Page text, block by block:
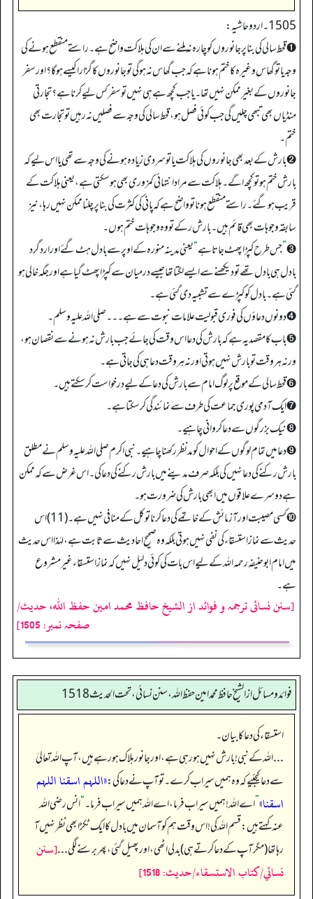
1505۔ اردو حاشیہ:
➊ قحط سالی کی بنا پر جانوروں کو چارہ نہ ملنے سے ان کی ہلاکت واضح ہے۔ راستے منقطع ہونے کی
وجہ یا تو گھاس وغیرہ کا ختم ہونا ہے کہ جب گھاس نہ ہو گی تو جانوروں کا گزارا کیسے ہو گا؟ اور سفر
جانوروں کے بغیر ممکن نہیں تھا۔ یا جب کچھ ہے ہی نہیں تو سفر کس لیے کرنا ہے؟ تجارتی
منڈیاں بھی تبھی چلیں گی جب کوئی فصل ہو، قحط سالی کی وجہ سے فصلیں نہ رہیں تو تجارت بھی
ختم۔
➋ بارش کے بعد بھی جانوروں کی ہلاکت یا تو سردی زیادہ ہونے کی وجہ سے تھی یا اس لیے کہ
بارش ختم ہو تو کچھ اگے۔ ہلاکت سے مراد انتہائی کمزوری بھی ہو سکتی ہے، یعنی ہلاکت کے
قریب ہو گئے۔ راستے منقطع ہونا تو واضح ہے کہ پانی کی کثرت کی بنا پر چلنا ممکن نہیں رہا، نیز
سابقہ وجوہات بھی قائم ہیں۔ بارش رکے تو وہ وجوہات ختم ہوں۔
➌
”جس طرح کپڑا پھٹ جاتا ہے“یعنی مدینہ منورہ کے اوپر سے بادل ہٹ گئے اور اردگرد
بادل ہی بادل تھے تو دیکھنے سے ایسے لگتا تھا جیسے درمیان سے کپڑا پھٹ گیا ہے اور جگہ خالی ہو
گئی ہے۔ بادل کو کپڑے سے تشبیہ دی گئی ہے۔
➍ دونوں دعاؤں کی فوری قبولیت علامات نبوت سے ہے۔۔۔ صلی اللہ علیہ وسلم ۔
➎ باب کا مقصد یہ ہے کہ بارش کی دعا اس وقت کی جائے جب بارش نہ ہونے سے نقصان ہو،
ورنہ ہر وقت تو بارش نہیں ہوتی اور نہ ہر وقت دعا ہی کی جاتی ہے۔
➏ قحط سالی کے موقع پر لوگ امام سے بارش کی دعا کے لیے درخواست کرسکتے ہیں۔
➐ ایک آدمی پوری جماعت کی طرف سے نمائندگی کر سکتا ہے۔
➑ نیک بزرگوں سے دعا کروانی چاہیے۔
➒ دعا میں تمام لوگوں کے احوال کو مدنظر رکھنا چاہیے۔ نبی اکرم صلی اللہ علیہ وسلم نے مطلق
بارش رکنے کی دعا نہیں کی بلکہ صرف مدینے میں بارش رکنے کی دعا کی۔ اس غرض سے کہ ممکن
ہے دوسرے علاقوں میں ابھی بارش کی ضرورت ہو۔
➓ کسی مصیبت اور آزمائش کے خاتمے کی دعا کرنا توکل کے منافی نہیں ہے۔ (11)اس
حدیث سے نمازاستسقاء کی نفی نہیں ہوتی بلکہ وہ صحیح احادیث سے ثابت ہے، لہٰذا اس حدیث
میں امام ابوحنیفہ رحمہ اللہ کے لیے اس بات کی کوئی دلیل نہیں کہ نماز استسقاء غیرمشروع
ہے۔
[سنن نسائی ترجمہ و فوائد از الشیخ حافظ محمد امین حفظ اللہ، حدیث/
صفحہ نمبر: 1505]
فوائد ومسائل از الشيخ حافظ محمد امين حفظ الله، سنن نسائي، تحت الحديث 1518
استسقاء کی دعا کا بیان۔
... اللہ کے نبی! بارش نہیں ہو رہی ہے، اور جانور ہلاک ہو رہے ہیں، آپ اللہ تعالیٰ
سے دعا کیجئیے کہ وہ ہمیں سیراب کرے۔ تو آپ نے دعا کی:«اللہم اسقنا اللہم
اسقنا»”اے اللہ! ہمیں سیراب فرما، اے اللہ ہمیں سیراب فرما۔‏‏‏‏“انس رضی اللہ
عنہ کہتے ہیں: قسم اللہ کی! اس وقت ہم کو آسمان میں بادل کا ایک ٹکڑا بھی نظر نہیں آ
رہا تھا (مگر آپ کے دعا کرتے ہی) بدلی اٹھی، اور پھیل گئی، پھر برسنے لگی ...[سنن
نسائي/كتاب الاستسقاء/حدیث: 1518]